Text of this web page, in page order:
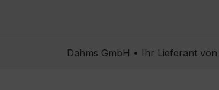
Dahms GmbH • Ihr Lieferant